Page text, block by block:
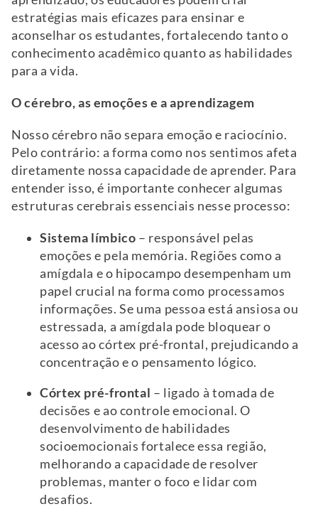
estratégias mais eficazes para ensinar e
aconselhar os estudantes, fortalecendo tanto o
conhecimento acadêmico quanto as habilidades
para a vida.
O cérebro, as emoções e a aprendizagem
Nosso cérebro não separa emoção e raciocínio.
Pelo contrário: a forma como nos sentimos afeta
diretamente nossa capacidade de aprender. Para
entender isso, é importante conhecer algumas
estruturas cerebrais essenciais nesse processo:
Sistema límbico – responsável pelas
emoções e pela memória. Regiões como a
amígdala e o hipocampo desempenham um
papel crucial na forma como processamos
informações. Se uma pessoa está ansiosa ou
estressada, a amígdala pode bloquear o
acesso ao córtex pré-frontal, prejudicando a
concentração e o pensamento lógico.
Córtex pré-frontal – ligado à tomada de
decisões e ao controle emocional. O
desenvolvimento de habilidades
socioemocionais fortalece essa região,
melhorando a capacidade de resolver
problemas, manter o foco e lidar com
desafios.